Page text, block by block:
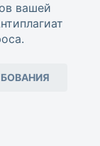
вашей